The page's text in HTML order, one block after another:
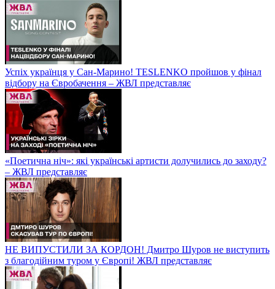
Успіх українця у Сан-Марино! TESLENKO пройшов у фінал
відбору на Євробачення – ЖВЛ представляє
«Поетична ніч»: які українські артисти долучились до заходу?
– ЖВЛ представляє
НЕ ВИПУСТИЛИ ЗА КОРДОН! Дмитро Шуров не виступить
з благодійним туром у Європі! ЖВЛ представляє